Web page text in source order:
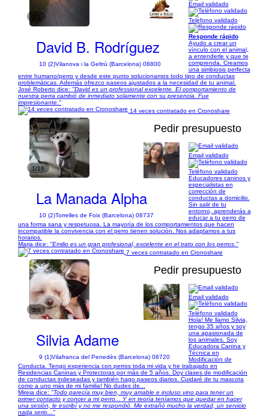
1/2
David B. Rodríguez
10 (2)Vilanova i la Geltrú (Barcelona) 08800
Email validado
Teléfono validado
Responde rápido
Ayudo a crear un
vínculo con el animal,
a entenderle y que te
comprenda. Creamos
una simbiosis perfecta
entre humano/perro y desde este punto solucionamos todo tipo de conductas
problemáticas. Además ofrezco paseos ajustados a la necesidad de tu animal.
José Roberto dice: "David es un professional excelente. El comportamiento de
nuestra perra cambió de inmediato solamente con su presencia. Fue
impresionante."
14 veces contratado en Cronoshare
1/16
Pedir presupuesto
La Manada Alpha
10 (2)Torrelles de Foix (Barcelona) 08737
Email validado
Teléfono validado
Educadores caninos y
especialistas en
corrección de
conductas a domicilio.
Sin salir de tu
entorno, aprenderás a
educar a tu perro de
una forma sana y respetuosa. La mayoría de los comportamientos que hacen
incompatible la convivencia con el perro tienen solución. Nos adaptamos a tus
horarios.
Maria dice: "Emilio es un gran profesional, excelente en el trato con los perros."
7 veces contratado en Cronoshare
1/8
Pedir presupuesto
Silvia Adame
9 (1)Vilafranca del Penedès (Barcelona) 08720
Email validado
Teléfono validado
Hola! Me llamo Silvia,
tengo 35 años y soy
una apasionada de
los animales. Soy
Educadora Canina y
Técnica en
Modificación de
Conducta. Tengo experiencia con perros toda mi vida y he trabajado en
Residencias Caninas y Protectoras por más de 5 años. Doy clases de modificación
de conductas indeseadas y también hago paseos diarios. Cuidaré de tu mascota
como a uno más de mi familia! No dudes de...
Mireia dice: "Todo parecía muy bien, muy amable e incluso vino para tener un
primer contacto y concer a mi perro... Y en teoría teníamos que quedar en hacer
una sesión, le escribí y no me respondió. Me extrañó mucho la verdad, un servicio
nada serio..."